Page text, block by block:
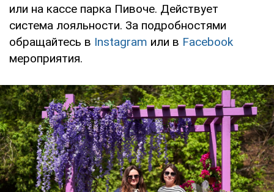
или на кассе парка Пивоче. Действует
система лояльности. За подробностями
обращайтесь в Instagram или в Facebook
мероприятия.